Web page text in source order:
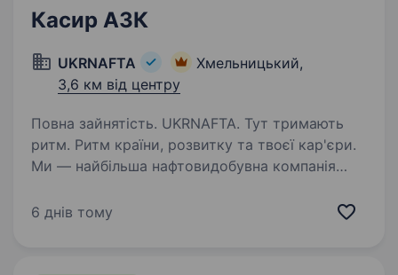
Касир АЗК
UKRNAFTA
Хмельницький,
3,6 км від центру
Повна зайнятість. UKRNAFTA. Тут тримають
ритм. Ритм країни, розвитку та твоєї кар'єри.
Ми — найбільша нафтовидобувна компанія
майже 700 сучасних автозаправних
6 днів тому